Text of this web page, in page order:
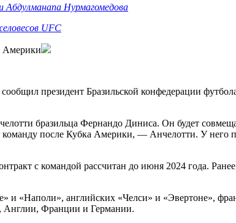
Абдулманапа Нурмагомедова
UFC
Америки
президент Бразильской конфедерации
бразильца Фернандо Диниса. Он будет
команду после Кубка Америки, — Анчелотти. У
с командой рассчитан до июня 2024 года.
и «Наполи», английских «Челси» и «Эвертоне»,
Англии, Франции и Германии.